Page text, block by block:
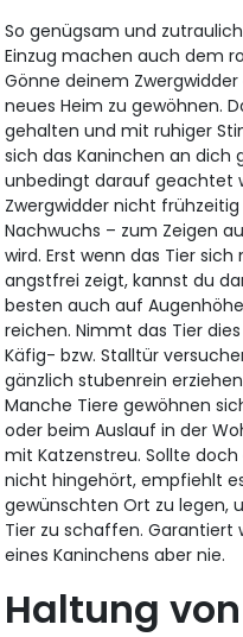
So genügsam und
Einzug machen auch dem
Gönne deinem
neues Heim zu gewöhnen.
gehalten und mit ruhiger
sich das Kaninchen an dich
unbedingt darauf geachtet
Zwergwidder nicht
Nachwuchs – zum Zeigen
wird. Erst wenn das Tier
angstfrei zeigt, kannst du
besten auch auf
reichen. Nimmt das Tier
Käfig- bzw. Stalltür
gänzlich stubenrein
Manche Tiere gewöhnen
oder beim Auslauf in der
mit Katzenstreu. Sollte
nicht hingehört, empfiehlt
gewünschten Ort zu legen,
Tier zu schaffen. Garantiert
eines Kaninchens aber nie.
Haltung